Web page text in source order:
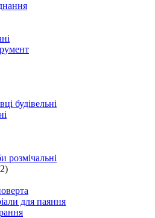
будівельні
розмічальні
для паяння